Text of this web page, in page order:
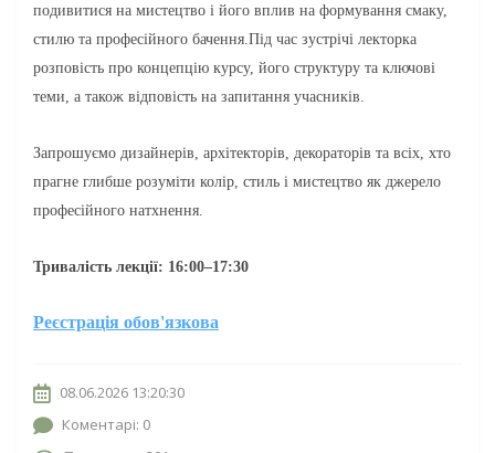
подивитися на мистецтво і його вплив на формування смаку,
стилю та професійного бачення.Під час зустрічі лекторка
розповість про концепцію курсу, його структуру та ключові
теми, а також відповість на запитання учасників.
Запрошуємо дизайнерів, архітекторів, декораторів та всіх, хто
прагне глибше розуміти колір, стиль і мистецтво як джерело
професійного натхнення.
Тривалість лекції: 16:00–17:30
Реєстрація обов'язкова
08.06.2026 13:20:30
Коментарі: 0